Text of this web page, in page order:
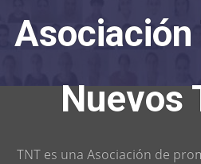
Nuevos
TNT es una Asociación de